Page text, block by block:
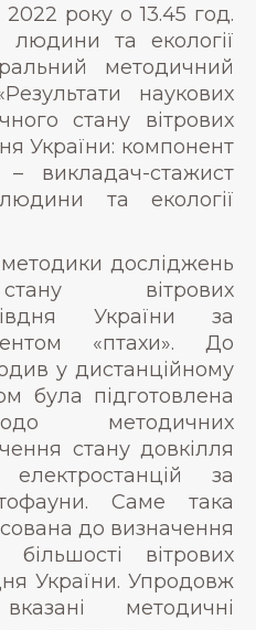
року о 13.45 год.
людини та екології
методичний
наукових
стану вітрових
України: компонент
– викладач-стажист
та екології
досліджень
вітрових
України за
«птахи». До
у дистанційному
була підготовлена
методичних
стану довкілля
за
Саме така
до визначення
більшості вітрових
України. Упродовж
методичні